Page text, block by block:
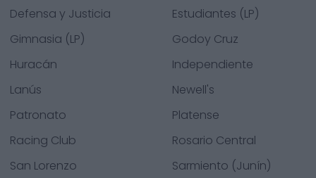
Defensa y Justicia
Estudiantes (LP)
Gimnasia (LP)
Godoy Cruz
Huracán
Independiente
Lanús
Newell's
Patronato
Platense
Racing Club
Rosario Central
San Lorenzo
Sarmiento (Junín)